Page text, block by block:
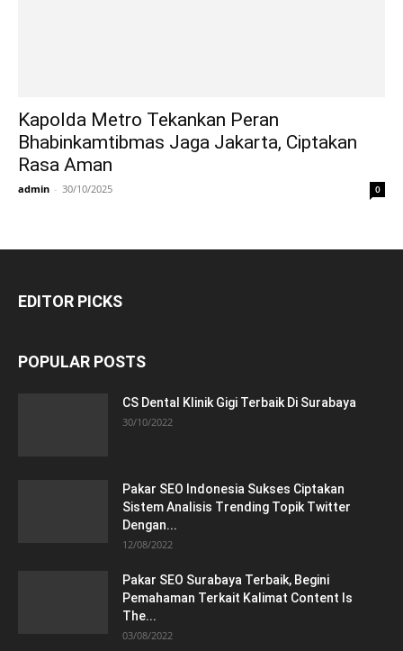
Kapolda Metro Tekankan Peran
Bhabinkamtibmas Jaga Jakarta, Ciptakan
Rasa Aman
admin - 30/10/2025 0
EDITOR PICKS
POPULAR POSTS
CS Dental Klinik Gigi Terbaik Di Surabaya
30/10/2022
Pakar SEO Indonesia Sukses Ciptakan
Sistem Analisis Trending Topik Twitter
Dengan...
12/08/2022
Pakar SEO Surabaya Terbaik, Begini
Pemahaman Terkait Kalimat Content Is
The...
03/08/2022